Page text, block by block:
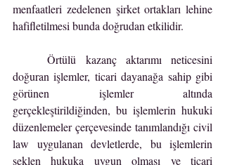
menfaatleri zedelenen şirket ortakları lehine
hafifletilmesi bunda doğrudan etkilidir.
	Örtülü kazanç aktarımı neticesini
doğuran işlemler, ticari dayanağa sahip gibi
görünen işlemler altında
gerçekleştirildiğinden, bu işlemlerin hukuki
düzenlemeler çerçevesinde tanımlandığı civil
law uygulanan devletlerde, bu işlemlerin
şeklen hukuka uygun olması ve ticari